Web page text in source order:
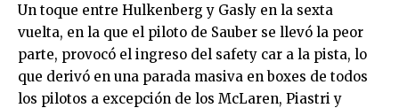
Un toque entre Hulkenberg y Gasly en la sexta
vuelta, en la que el piloto de Sauber se llevó la peor
parte, provocó el ingreso del safety car a la pista, lo
que derivó en una parada masiva en boxes de todos
los pilotos a excepción de los McLaren, Piastri y